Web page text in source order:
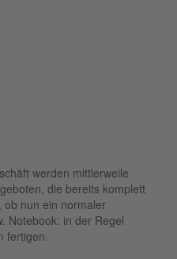
werden mittlerweile
die bereits komplett
ob nun ein normaler
Notebook: in der Regel
fertigen.